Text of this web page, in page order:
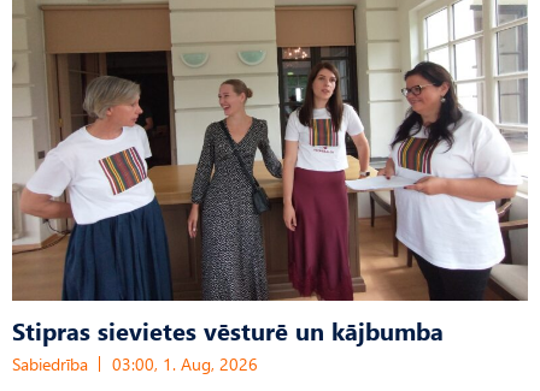
Stipras sievietes vēsturē un kājbumba
Sabiedrība 03:00, 1. Aug, 2026